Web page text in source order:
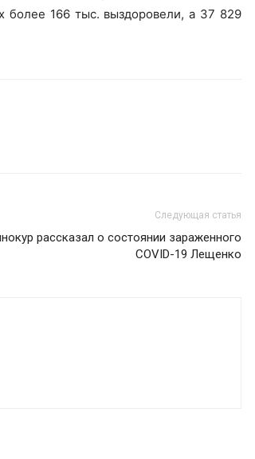
более 166 тыс. выздоровели, а 37 829
Следующая статья
рассказал о состоянии зараженного
COVID-19 Лещенко